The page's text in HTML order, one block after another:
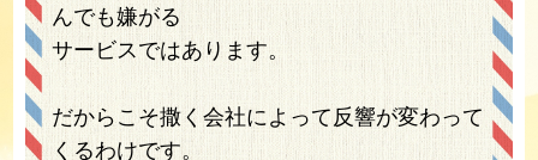
んでも嫌がる
サービスではあります。
だからこそ撒く会社によって反響が変わって
くるわけです。